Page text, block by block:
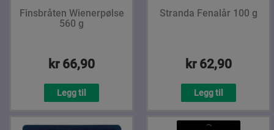
Finsbråten Wienerpølse
560 g
kr 66,90
Legg til
Stranda Fenalår 100 g
kr 62,90
Legg til